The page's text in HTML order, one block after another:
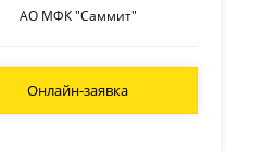
АО МФК "Саммит"
Онлайн-заявка